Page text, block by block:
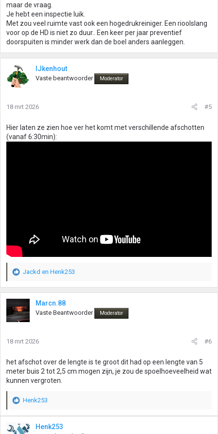
maar de vraag.
Je hebt een inspectie luik.
Met zou veel ruimte vast ook een hogedrukreiniger. Een rioolslang
voor op de HD is niet zo duur.. Een keer per jaar preventief
doorspuiten is minder werk dan de boel anders aanleggen.
IJkenhout
Vaste beantwoorder Moderator
18 mrt 2026 #5
Hier laten ze zien hoe ver het komt met verschillende afschotten
(vanaf 6:30min):
W
a
d
e
n
e
n
:
Jackd en Henk253
Marcn.88
Vaste Beantwoorder Moderator
18 mrt 2026 #6
het afschot over de lengte is te groot dit had op een lengte van 5
meter buis 2 tot 2,5 cm mogen zijn, je zou de spoelhoeveelheid wat
kunnen vergroten.
W
r
Henk253
Henk253